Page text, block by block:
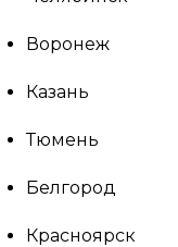
Воронеж
Казань
Тюмень
Белгород
Красноярск